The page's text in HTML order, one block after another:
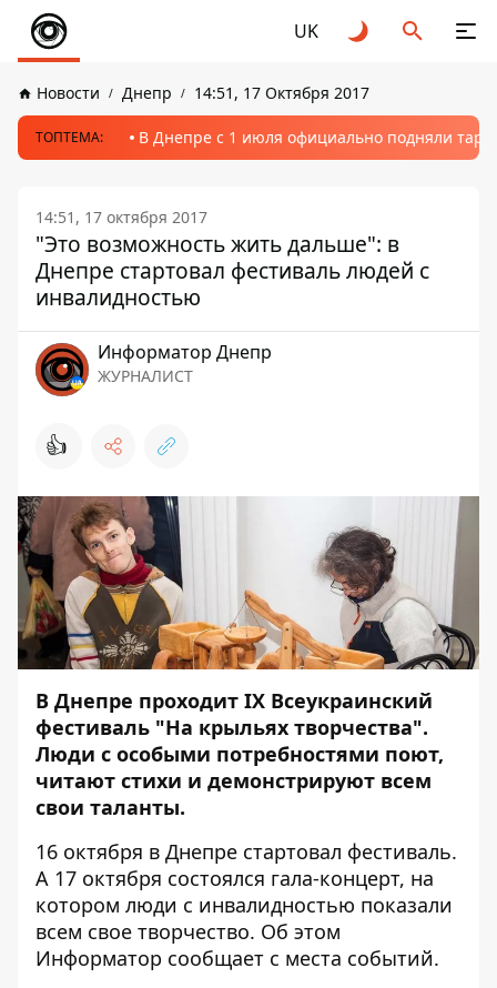
UK
Новости Днепр 14:51, 17 Октября 2017
ТОПТЕМА: В Днепре с 1 июля официально подняли
14:51, 17 октября 2017
"Это возможность жить дальше": в
Днепре стартовал фестиваль людей с
инвалидностью
Информатор Днепр
ЖУРНАЛИСТ
👍
В Днепре проходит IX Всеукраинский
фестиваль "На крыльях творчества".
Люди с особыми потребностями поют,
читают стихи и демонстрируют всем
свои таланты.
16 октября в Днепре стартовал фестиваль.
А 17 октября состоялся гала-концерт, на
котором люди с инвалидностью показали
всем свое творчество. Об этом
Информатор сообщает с места событий.